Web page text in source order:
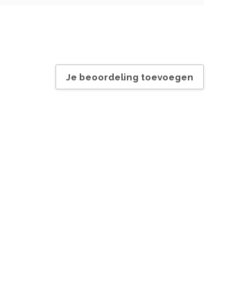
Je beoordeling toevoegen